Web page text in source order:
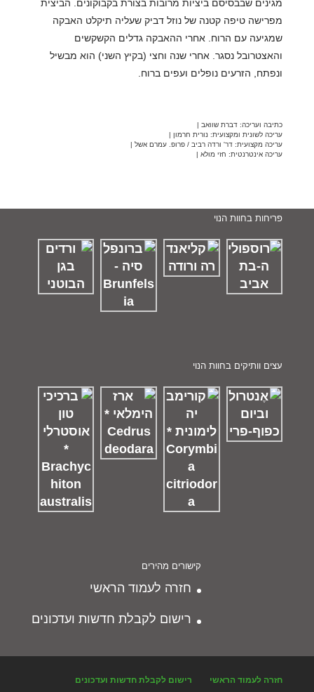
מגינים שבבסיסם ביציות מרובות בצורת בקבוקונים. הביצית
מפרישה טיפה קטנה של נוזל דביק שעליה תיקלט האבקה
שמגיעה עם הרוח. אחרי ההאבקה גדלים הקשקשים
והאצטרובל נסגר. אחרי שנה וחצי (בקיץ השני) הוא מבשיל
ונפתח, הזרעים נופלים ועפים ברוח.
כתיבה ועריכה: דברת שוואב |
עריכה לשונית ומקצועית: נורית חרמון |
עריכה מקצועית: דר' ורדה רביב / פרופ. עמרם אשל |
עריכה אינטרנטית: חזי מולא |
פריחות בחוות הנוי
עצים וותיקים בחוות הנוי
קישורים מהירים
חזרה לעמוד הראשי
רישום לקבלת חדשות ועדכונים
חזרה לעמוד הראשי רישום לקבלת חדשות ועדכונים